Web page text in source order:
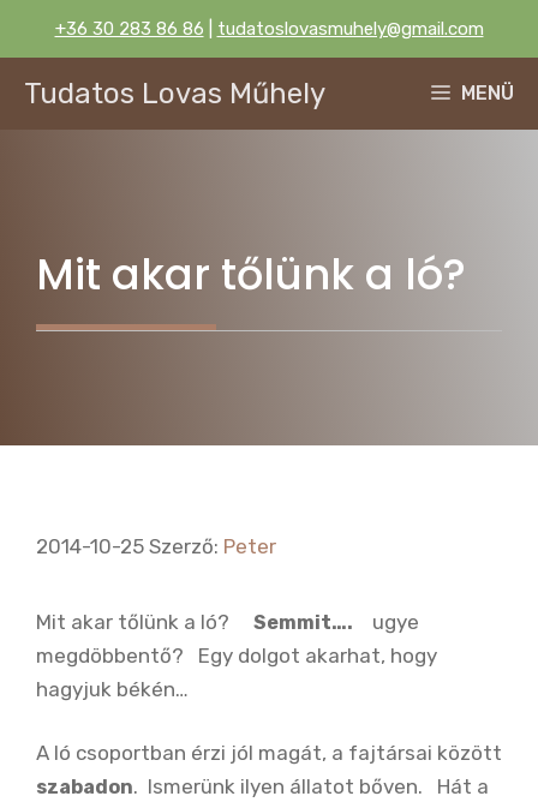
tartalomba
+36 30 283 86 86 tudatoslovasmuhely@gmail.com
Tudatos Lovas Műhely MENÜ
Mit akar tőlünk a ló?
2014-10-25 Szerző: Peter
Mit akar tőlünk a ló? Semmit….
ugye
megdöbbentő? Egy dolgot akarhat, hogy
hagyjuk békén…
A ló csoportban érzi jól magát, a fajtársai között
szabadon. Ismerünk ilyen állatot bőven. Hát a